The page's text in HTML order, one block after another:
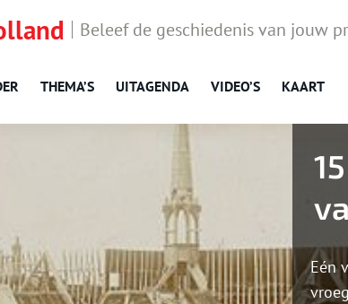
Beleef de geschiedenis van jouw
THEMA’S UITAGENDA VIDEO’S KAART
Eén